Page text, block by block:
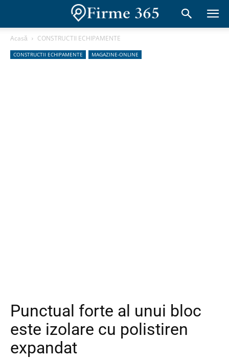
Acasă CONSTRUCTII ECHIPAMENTE
CONSTRUCTII ECHIPAMENTE MAGAZINE-ONLINE
Punctual forte al unui bloc
este izolare cu polistiren
expandat